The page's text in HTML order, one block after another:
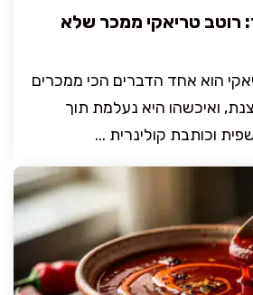
רוטב טריאקי ממכר שלא
הוא אחד הדברים הכי ממכרים
ואיכשהו היא נעלמת תוך
וכותבת קולינרית ...